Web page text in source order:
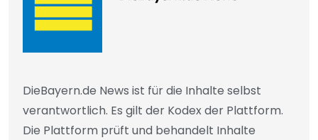
DieBayern.de News ist für die Inhalte selbst
verantwortlich. Es gilt der Kodex der Plattform.
Die Plattform prüft und behandelt Inhalte